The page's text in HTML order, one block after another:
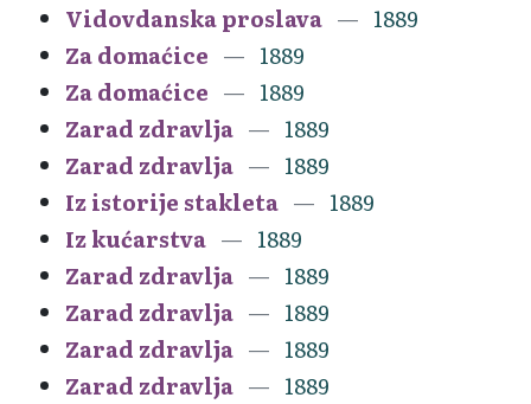
Vidovdanska proslava
1889
Za domaćice
1889
Za domaćice
1889
Zarad zdravlja
1889
Zarad zdravlja
1889
Iz istorije stakleta
1889
Iz kućarstva
1889
Zarad zdravlja
1889
Zarad zdravlja
1889
Zarad zdravlja
1889
Zarad zdravlja
1889